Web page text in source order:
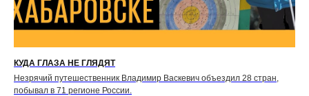
КУДА ГЛАЗА НЕ ГЛЯДЯТ
Незрячий путешественник Владимир Васкевич объездил 28 стран,
побывал в 71 регионе России.